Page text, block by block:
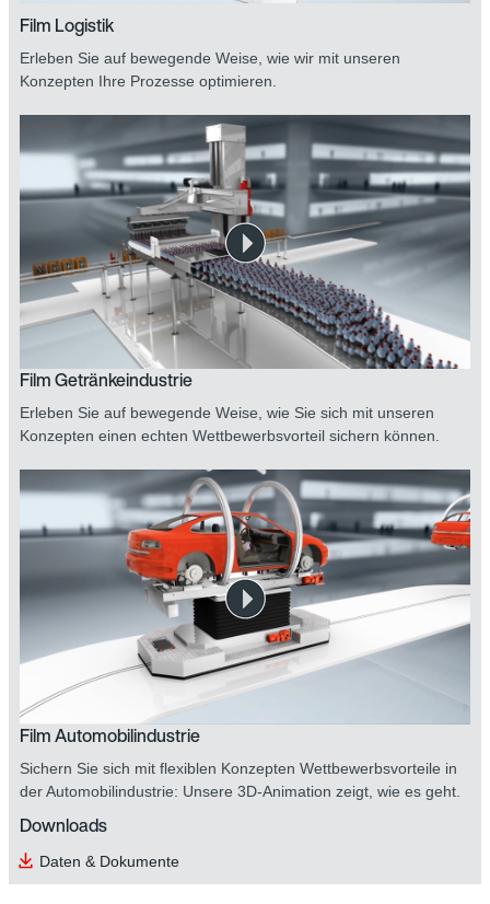
Film Logistik
Erleben Sie auf bewegende Weise, wie wir mit unseren
Konzepten Ihre Prozesse optimieren.
Film Getränkeindustrie
Erleben Sie auf bewegende Weise, wie Sie sich mit unseren
Konzepten einen echten Wettbewerbsvorteil sichern können.
Film Automobilindustrie
Sichern Sie sich mit flexiblen Konzepten Wettbewerbsvorteile in
der Automobilindustrie: Unsere 3D-Animation zeigt, wie es geht.
Downloads
Daten & Dokumente